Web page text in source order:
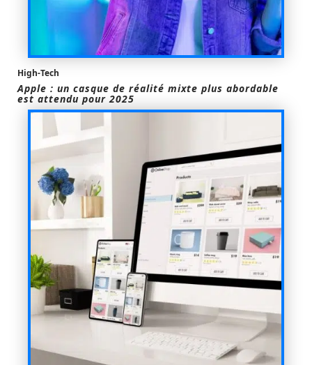
High-Tech
Apple : un casque de réalité mixte plus abordable
est attendu pour 2025